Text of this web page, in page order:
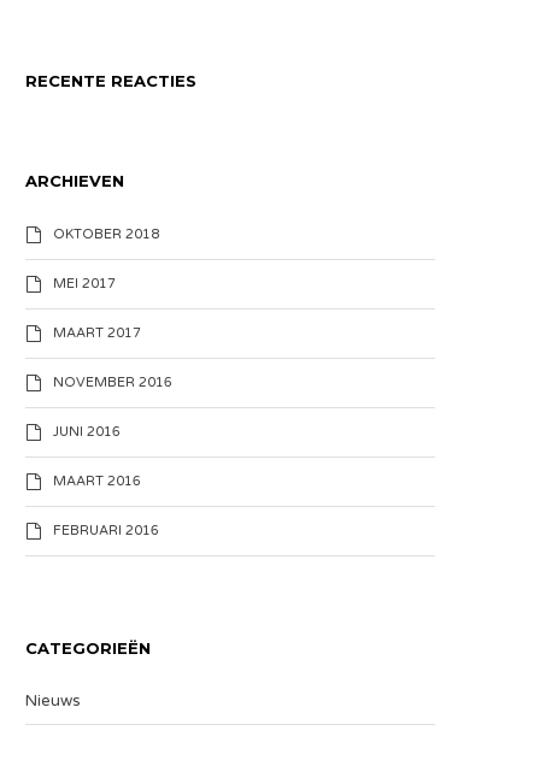
RECENTE REACTIES
ARCHIEVEN
OKTOBER 2018
MEI 2017
MAART 2017
NOVEMBER 2016
JUNI 2016
MAART 2016
FEBRUARI 2016
CATEGORIEËN
Nieuws